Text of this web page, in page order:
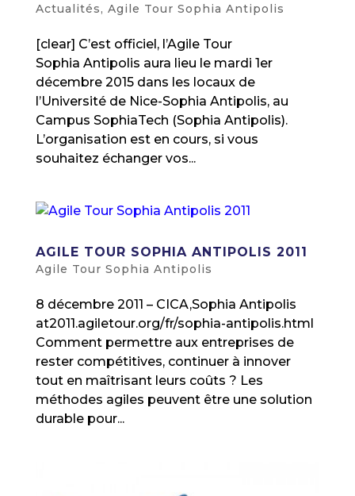
Actualités, Agile Tour Sophia Antipolis
[clear] C’est officiel, l’Agile Tour
Sophia Antipolis aura lieu le mardi 1er
décembre 2015 dans les locaux de
l’Université de Nice-Sophia Antipolis, au
Campus SophiaTech (Sophia Antipolis).
L’organisation est en cours, si vous
souhaitez échanger vos...
AGILE TOUR SOPHIA ANTIPOLIS 2011
Agile Tour Sophia Antipolis
8 décembre 2011 – CICA,Sophia Antipolis
at2011.agiletour.org/fr/sophia-antipolis.html
Comment permettre aux entreprises de
rester compétitives, continuer à innover
tout en maîtrisant leurs coûts ? Les
méthodes agiles peuvent être une solution
durable pour...